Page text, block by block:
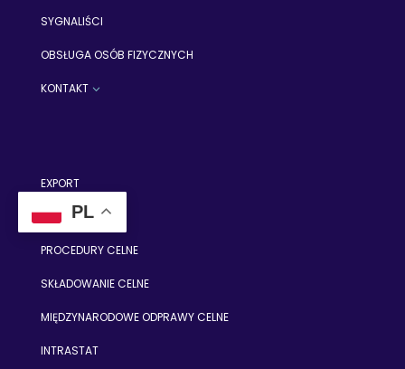
SYGNALIŚCI
OBSŁUGA OSÓB FIZYCZNYCH
KONTAKT3
EXPORT
IMPORT
PROCEDURY CELNE
SKŁADOWANIE CELNE
MIĘDZYNARODOWE ODPRAWY CELNE
INTRASTAT
PL